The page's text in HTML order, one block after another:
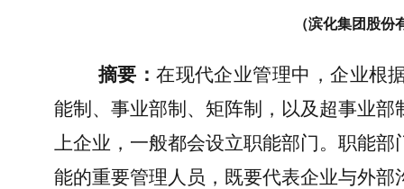
（滨化集团股份
摘要：在现代企业管理中，企业根
能制、事业部制、矩阵制，以及超事业
上企业，一般都会设立职能部门。职能
能的重要管理人员，既要代表企业与外